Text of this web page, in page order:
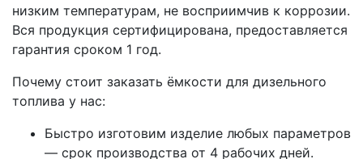
низким температурам, не восприимчив к коррозии.
Вся продукция сертифицирована, предоставляется
гарантия сроком 1 год.
Почему стоит заказать ёмкости для дизельного
топлива у нас:
Быстро изготовим изделие любых параметров
— срок производства от 4 рабочих дней.